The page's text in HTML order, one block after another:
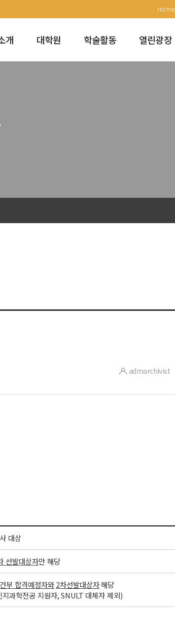
Home
개 대학원 학술활동 열린광장
admarchivist
대상
선발대상자만 해당
부 합격예정자와2차선발대상자해당
지과학전공 지원자, SNULT 대체자 제외)